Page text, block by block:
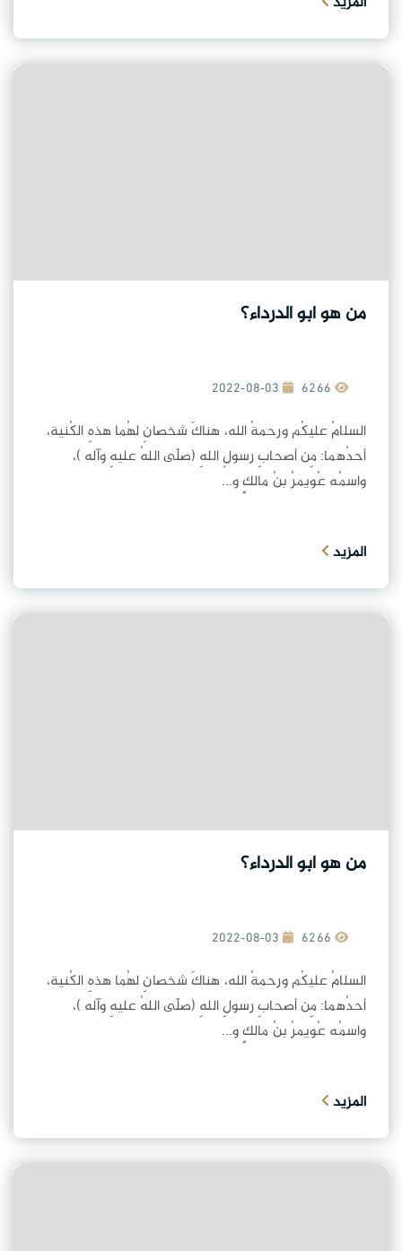
من هو ابو الدرداء؟
2022-08-03
السلامُ عليكُم ورحمةُ الله، هناكَ شخصانِ لهُما هذهِ الكُنية،
أحدُهما: مِن أصحابِ رسولِ اللهِ (صلّى اللهُ عليهِ وآله )،
واسمُه عُويمرُ بنُ مالكٍ و...
المزيد
من هو ابو الدرداء؟
2022-08-03
السلامُ عليكُم ورحمةُ الله، هناكَ شخصانِ لهُما هذهِ الكُنية،
أحدُهما: مِن أصحابِ رسولِ اللهِ (صلّى اللهُ عليهِ وآله )،
واسمُه عُويمرُ بنُ مالكٍ و...
المزيد